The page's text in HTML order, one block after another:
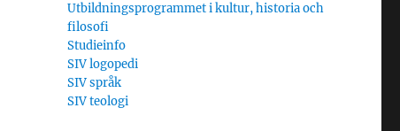
Utbildningsprogrammet i kultur, historia och
filosofi
Studieinfo
SIV logopedi
SIV språk
SIV teologi